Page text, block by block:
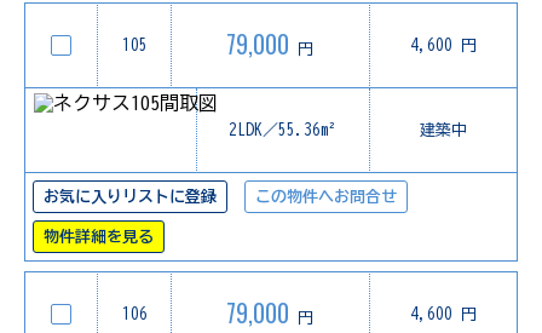
105 79,000 円 4,600 円
2LDK／55.36m² 建築中
お気に入りリストに登録 この物件へお問合せ
物件詳細を見る
106 79,000 円 4,600 円